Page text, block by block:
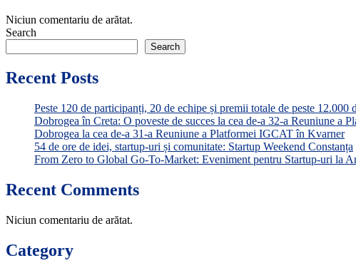
Niciun comentariu de arătat.
Search
Search
Recent Posts
Peste 120 de participanți, 20 de echipe și premii totale de peste
Dobrogea în Creta: O poveste de succes la cea de-a 32-a Reuniune
Dobrogea la cea de-a 31-a Reuniune a Platformei IGCAT în Kvarner
54 de ore de idei, startup-uri și comunitate: Startup Weekend Constanța
From Zero to Global Go-To-Market: Eveniment pentru Startup-uri la
Recent Comments
Niciun comentariu de arătat.
Category